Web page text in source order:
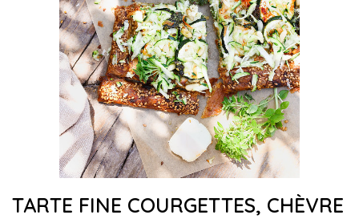
TARTE FINE COURGETTES, CHÈVRE